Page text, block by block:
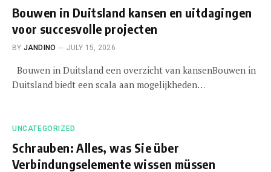
Bouwen in Duitsland kansen en uitdagingen
voor succesvolle projecten
BY JANDINO JULY 15, 2026
Bouwen in Duitsland een overzicht van kansenBouwen in
Duitsland biedt een scala aan mogelijkheden…
UNCATEGORIZED
Schrauben: Alles, was Sie über
Verbindungselemente wissen müssen